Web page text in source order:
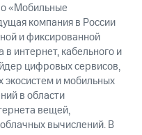
«Мобильные
компания в России
и фиксированной
интернет, кабельного и
цифровых сервисов,
и мобильных
в области
вещей,
вычислений. В